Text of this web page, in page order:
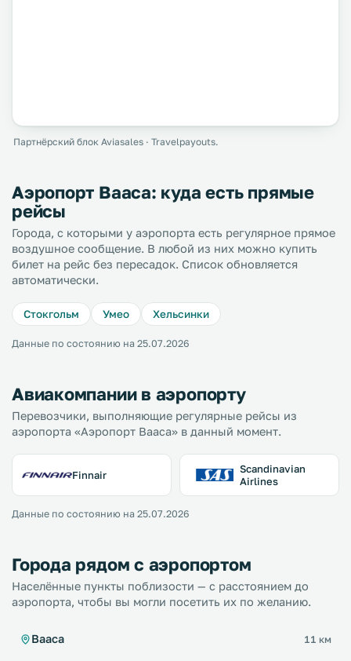
Партнёрский блок Aviasales · Travelpayouts.
Аэропорт Вааса: куда есть прямые
рейсы
Города, с которыми у аэропорта есть регулярное прямое
воздушное сообщение. В любой из них можно купить
билет на рейс без пересадок. Список обновляется
автоматически.
Стокгольм Умео Хельсинки
Данные по состоянию на 25.07.2026
Авиакомпании в аэропорту
Перевозчики, выполняющие регулярные рейсы из
аэропорта «Аэропорт Вааса» в данный момент.
Finnair
Scandinavian
Airlines
Данные по состоянию на 25.07.2026
Города рядом с аэропортом
Населённые пункты поблизости — с расстоянием до
аэропорта, чтобы вы могли посетить их по желанию.
Вааса 11 км